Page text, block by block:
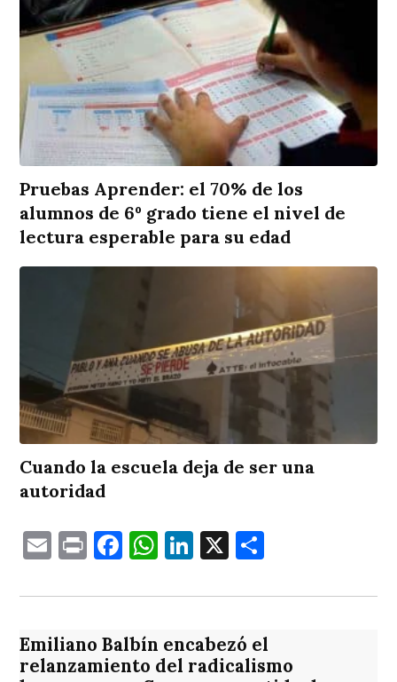
Pruebas Aprender: el 70% de los
alumnos de 6º grado tiene el nivel de
lectura esperable para su edad
Cuando la escuela deja de ser una
autoridad
EmailPrintFacebook
WhatsApp
LinkedIn
X
Emiliano Balbín encabezó el
relanzamiento del radicalismo